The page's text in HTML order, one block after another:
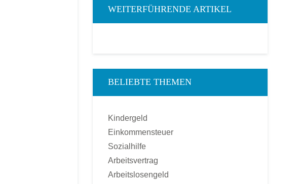
WEITERFÜHRENDE ARTIKEL
BELIEBTE THEMEN
Kindergeld
Einkommensteuer
Sozialhilfe
Arbeitsvertrag
Arbeitslosengeld